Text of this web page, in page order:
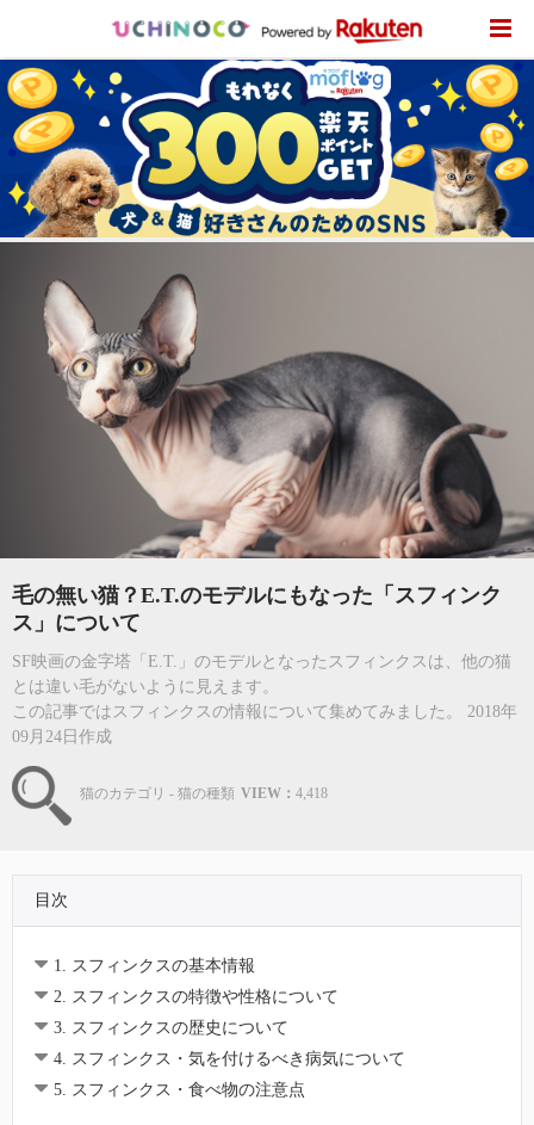
毛の無い猫？E.T.のモデルにもなった「スフィンク
ス」について
SF映画の金字塔「E.T.」のモデルとなったスフィンクスは、他の猫
とは違い毛がないように見えます。
この記事ではスフィンクスの情報について集めてみました。 2018年
09月24日作成
猫のカテゴリ - 猫の種類 VIEW： 4,418
目次
1. スフィンクスの基本情報
2. スフィンクスの特徴や性格について
3. スフィンクスの歴史について
4. スフィンクス・気を付けるべき病気について
5. スフィンクス・食べ物の注意点